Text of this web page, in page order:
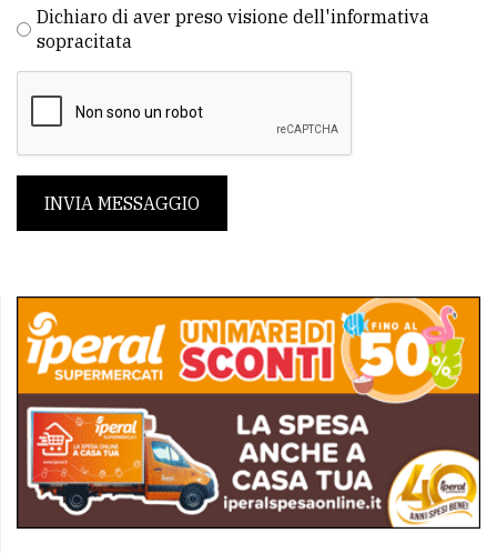
Dichiaro di aver preso visione dell'informativa
sopracitata
INVIA MESSAGGIO